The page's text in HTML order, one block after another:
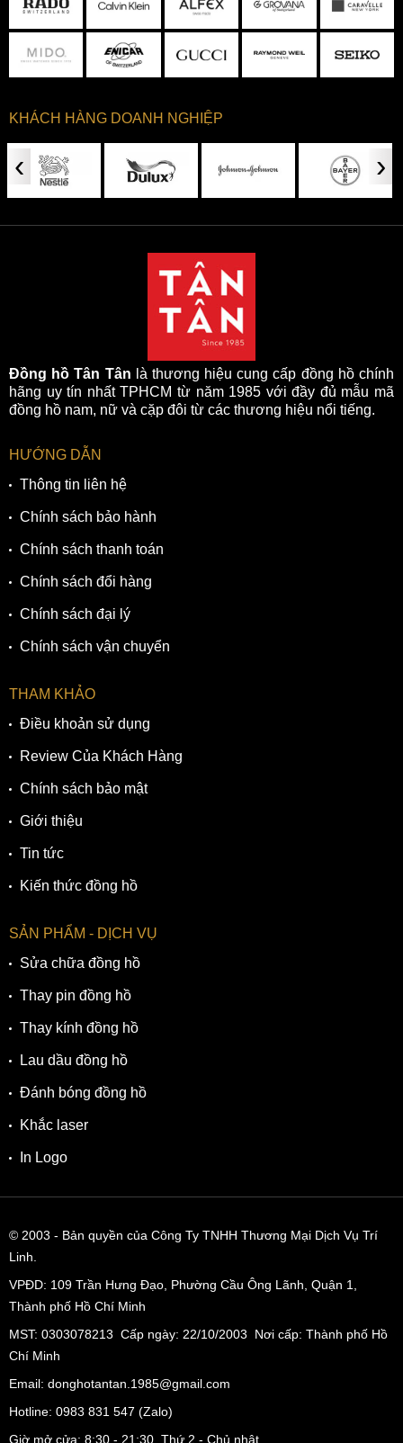
KHÁCH HÀNG DOANH NGHIỆP
‹ ›
Đồng hồ Tân Tân là thương hiệu cung cấp đồng hồ chính
hãng uy tín nhất TPHCM từ năm 1985 với đầy đủ mẫu mã
đồng hồ nam, nữ và cặp đôi từ các thương hiệu nổi tiếng.
HƯỚNG DẪN
Thông tin liên hệ
Chính sách bảo hành
Chính sách thanh toán
Chính sách đổi hàng
Chính sách đại lý
Chính sách vận chuyển
THAM KHẢO
Điều khoản sử dụng
Review Của Khách Hàng
Chính sách bảo mật
Giới thiệu
Tin tức
Kiến thức đồng hồ
SẢN PHẨM - DỊCH VỤ
Sửa chữa đồng hồ
Thay pin đồng hồ
Thay kính đồng hồ
Lau dầu đồng hồ
Đánh bóng đồng hồ
Khắc laser
In Logo
© 2003 - Bản quyền của Công Ty TNHH Thương Mại Dịch Vụ Trí
Linh.
VPĐD: 109 Trần Hưng Đạo, Phường Cầu Ông Lãnh, Quận 1,
Thành phố Hồ Chí Minh
MST: 0303078213 Cấp ngày: 22/10/2003 Nơi cấp: Thành phố Hồ
Chí Minh
Email: donghotantan.1985@gmail.com
Hotline: 0983 831 547 (Zalo)
Giờ mở cửa: 8:30 - 21:30, Thứ 2 - Chủ nhật